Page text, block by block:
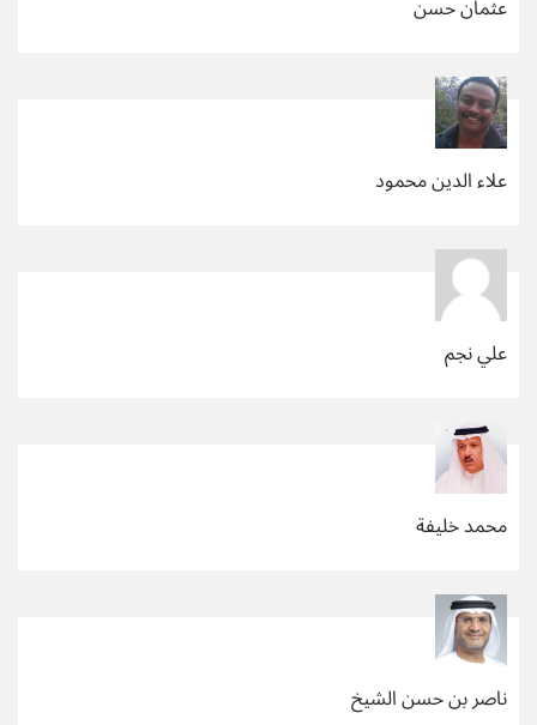
عثمان حسن
علاء الدين محمود
علي نجم
محمد خليفة
ناصر بن حسن الشيخ